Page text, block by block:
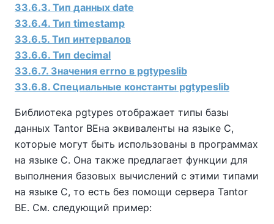
33.6.3. Тип данных date
33.6.4. Тип timestamp
33.6.5. Тип интервалов
33.6.6. Тип decimal
33.6.7. Значения errno в pgtypeslib
33.6.8. Специальные константы pgtypeslib
Библиотека pgtypes отображает типы базы
данных Tantor BEна эквиваленты на языке C,
которые могут быть использованы в программах
на языке C. Она также предлагает функции для
выполнения базовых вычислений с этими типами
на языке C, то есть без помощи сервера Tantor
BE. См. следующий пример: